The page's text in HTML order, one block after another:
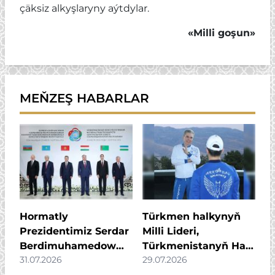
çäksiz alkyşlaryny aýtdylar.
«Milli goşun»
MEŇZEŞ HABARLAR
Hormatly
Prezidentimiz Serdar
Berdimuhamedow
Merkezi Aziýa
31.07.2026
Türkmen halkynyň
Milli Lideri,
Türkmenistanyň Halk
Maslahatynyň
29.07.2026